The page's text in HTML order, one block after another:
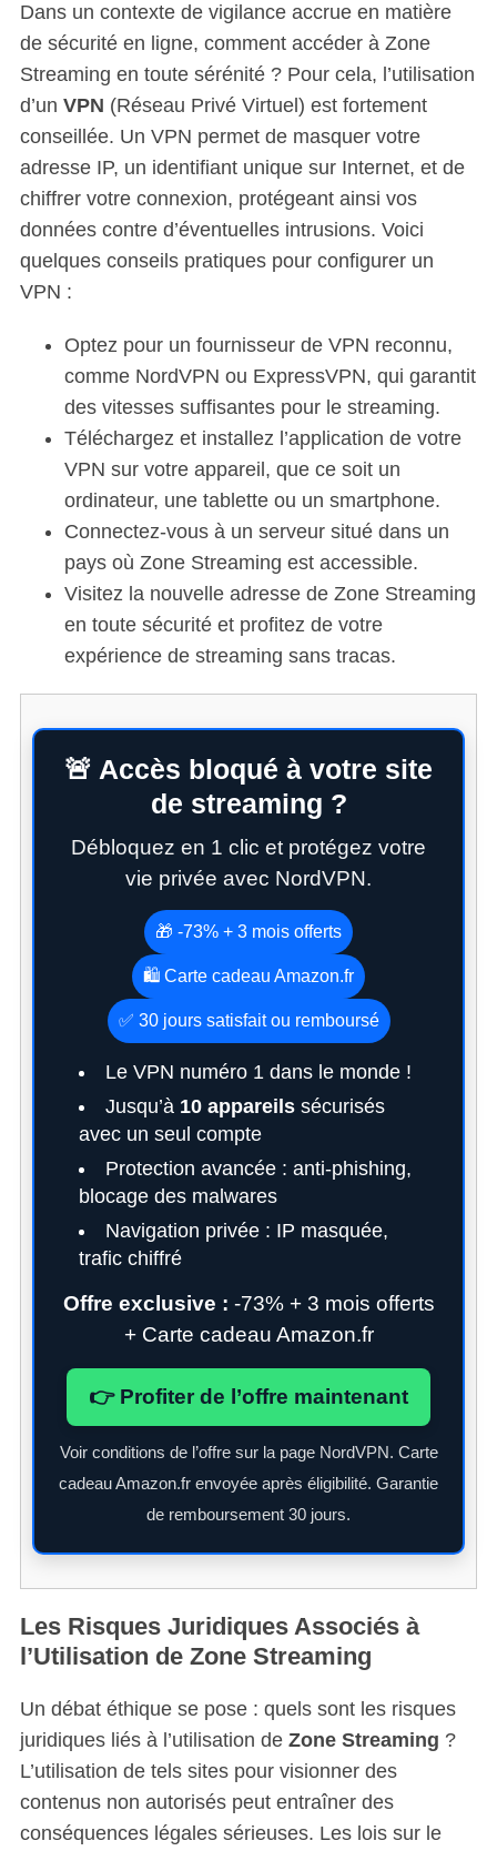
Dans un contexte de vigilance accrue en matière
de sécurité en ligne, comment accéder à Zone
Streaming en toute sérénité ? Pour cela, l’utilisation
d’un VPN (Réseau Privé Virtuel) est fortement
conseillée. Un VPN permet de masquer votre
adresse IP, un identifiant unique sur Internet, et de
chiffrer votre connexion, protégeant ainsi vos
données contre d’éventuelles intrusions. Voici
quelques conseils pratiques pour configurer un
VPN :
Optez pour un fournisseur de VPN reconnu,
comme NordVPN ou ExpressVPN, qui garantit
des vitesses suffisantes pour le streaming.
Téléchargez et installez l’application de votre
VPN sur votre appareil, que ce soit un
ordinateur, une tablette ou un smartphone.
Connectez-vous à un serveur situé dans un
pays où Zone Streaming est accessible.
Visitez la nouvelle adresse de Zone Streaming
en toute sécurité et profitez de votre
expérience de streaming sans tracas.
🚨 Accès bloqué à votre site
de streaming ?
Débloquez en 1 clic et protégez votre
vie privée avec NordVPN.
🎁 -73% + 3 mois offerts
🛍️ Carte cadeau Amazon.fr
✅ 30 jours satisfait ou remboursé
Le VPN numéro 1 dans le monde !
Jusqu’à 10 appareilssécurisés
avec un seul compte
Protection avancée : anti-phishing,
blocage des malwares
Navigation privée : IP masquée,
trafic chiffré
Offre exclusive : -73% + 3 mois offerts
+ Carte cadeau Amazon.fr
👉 Profiter de l’offre maintenant
Voir conditions de l’offre sur la page NordVPN. Carte
cadeau Amazon.fr envoyée après éligibilité. Garantie
de remboursement 30 jours.
Les Risques Juridiques Associés à
l’Utilisation de Zone Streaming
Un débat éthique se pose : quels sont les risques
juridiques liés à l’utilisation de Zone Streaming ?
L’utilisation de tels sites pour visionner des
contenus non autorisés peut entraîner des
conséquences légales sérieuses. Les lois sur le
a
r
o